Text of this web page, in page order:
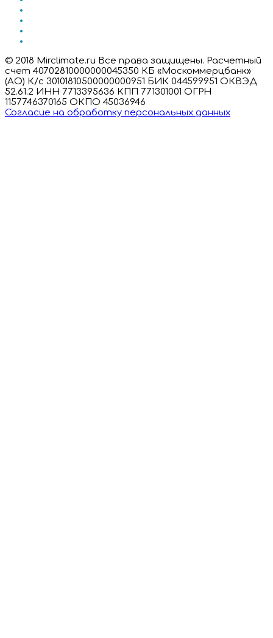
© 2018 Mirclimate.ru Все права защищены. Расчетный
счет 40702810000000045350 КБ «Москоммерцбанк»
(АО) К/с 30101810500000000951 БИК 044599951 ОКВЭД
52.61.2 ИНН 7713395636 КПП 771301001 ОГРН
1157746370165 ОКПО 45036946
Согласие на обработку персональных данных